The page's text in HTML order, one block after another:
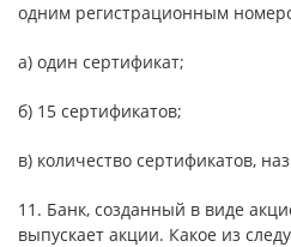
одним регистрационным
а) один сертификат;
б) 15 сертификатов;
в) количество сертификатов,
11. Банк, созданный в виде
выпускает акции. Какое из